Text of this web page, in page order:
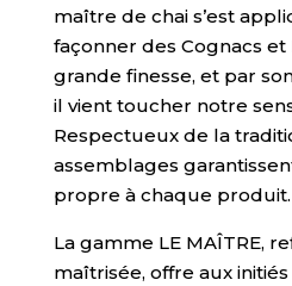
maître de chai s’est
façonner des Cognacs et
grande finesse, et par
il vient toucher notre
Respectueux de la
assemblages
propre à chaque produit.
La gamme LE MAÎTRE,
maîtrisée, offre aux